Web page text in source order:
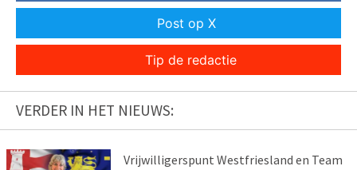
Post op X
Tip de redactie
VERDER IN HET NIEUWS:
Vrijwilligerspunt Westfriesland en Team